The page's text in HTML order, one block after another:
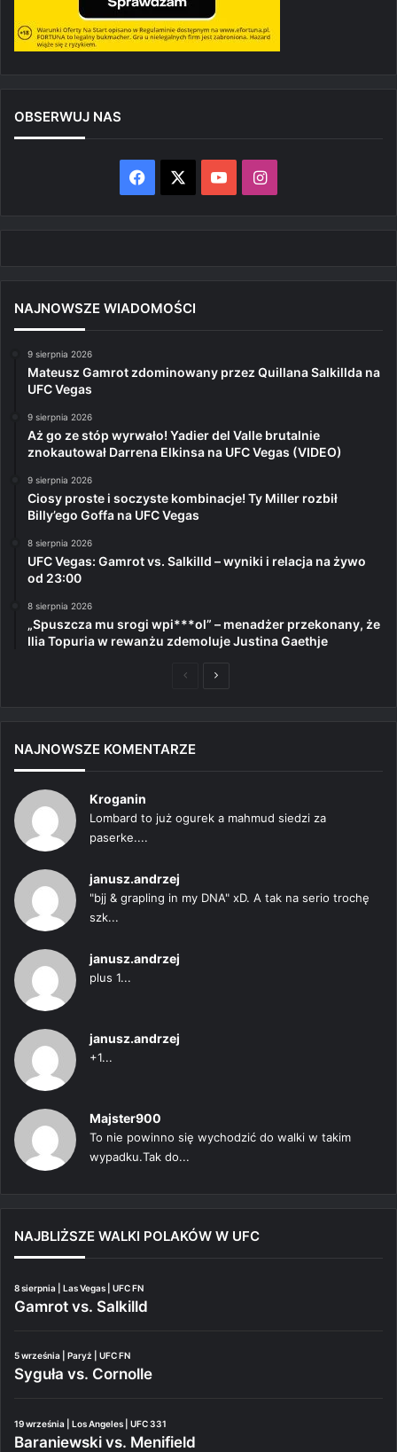
OBSERWUJ NAS
Facebook YouTubeInstagram
NAJNOWSZE WIADOMOŚCI
9 sierpnia 2026
Mateusz Gamrot zdominowany przez Quillana Salkillda na
UFC Vegas
9 sierpnia 2026
Aż go ze stóp wyrwało! Yadier del Valle brutalnie
znokautował Darrena Elkinsa na UFC Vegas (VIDEO)
9 sierpnia 2026
Ciosy proste i soczyste kombinacje! Ty Miller rozbił
Billy’ego Goffa na UFC Vegas
8 sierpnia 2026
UFC Vegas: Gamrot vs. Salkilld – wyniki i relacja na żywo
od 23:00
8 sierpnia 2026
„Spuszcza mu srogi wpi***ol” – menadżer przekonany, że
Ilia Topuria w rewanżu zdemoluje Justina Gaethje
PoprzedniaNastępna
NAJNOWSZE KOMENTARZE
Kroganin
Lombard to już ogurek a mahmud siedzi za
paserke....
janusz.andrzej
"bjj & grapling in my DNA" xD. A tak na serio trochę
szk...
janusz.andrzej
plus 1...
janusz.andrzej
+1...
Majster900
To nie powinno się wychodzić do walki w takim
wypadku.Tak do...
NAJBLIŻSZE WALKI POLAKÓW W UFC
8 sierpnia | Las Vegas | UFC FN
Gamrot vs. Salkilld
5 września | Paryż | UFC FN
Syguła vs. Cornolle
19 września | Los Angeles | UFC 331
Baraniewski vs. Menifield